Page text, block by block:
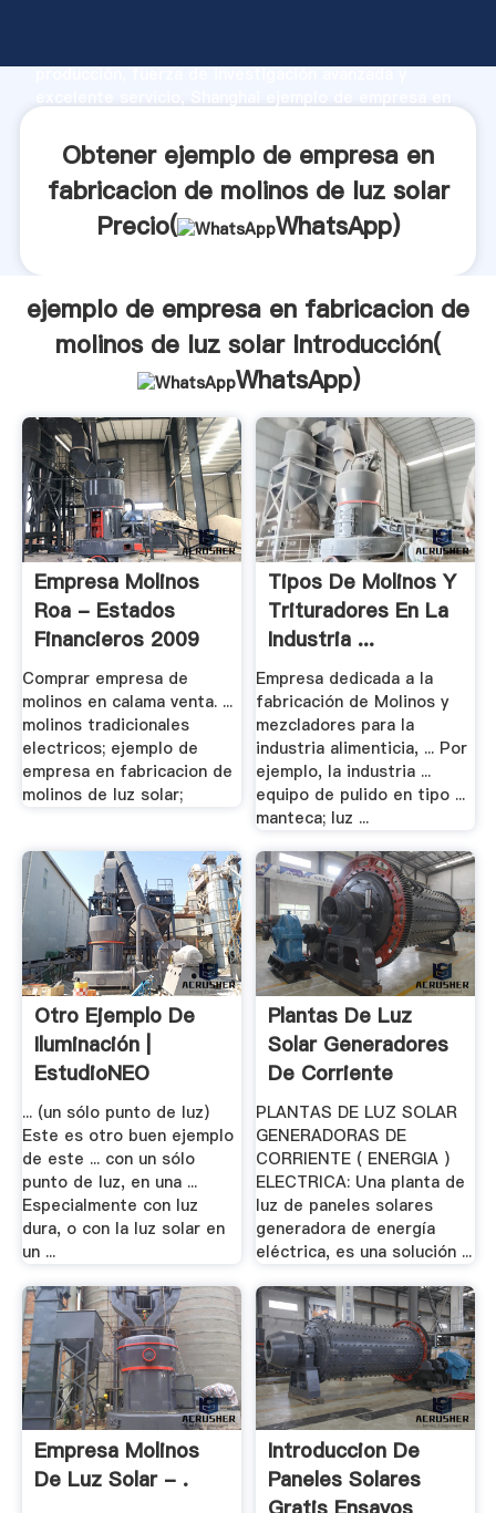
producción, fuerza de investigación avanzada y
valor y aporta valores a todos los clientes.
Obtener ejemplo de empresa en
fabricacion de molinos de luz solar
Precio(
WhatsApp)
ejemplo de empresa en fabricacion de
molinos de luz solar Introducción(
WhatsApp)
Empresa Molinos
Roa - Estados
Financieros 2009
Comprar empresa de
molinos en calama venta. ...
molinos tradicionales
electricos; ejemplo de
empresa en fabricacion de
molinos de luz solar;
Tipos De Molinos Y
Trituradores En La
Industria ...
Empresa dedicada a la
fabricación de Molinos y
mezcladores para la
industria alimenticia, ... Por
ejemplo, la industria ...
equipo de pulido en tipo ...
manteca; luz ...
Otro Ejemplo De
Iluminación |
EstudioNEO
... (un sólo punto de luz)
Este es otro buen ejemplo
de este ... con un sólo
punto de luz, en una ...
Especialmente con luz
dura, o con la luz solar en
un ...
Plantas De Luz
Solar Generadores
De Corriente
Solares
PLANTAS DE LUZ SOLAR
GENERADORAS DE
CORRIENTE ( ENERGIA )
ELECTRICA: Una planta de
luz de paneles solares
generadora de energía
eléctrica, es una solución ...
Empresa Molinos
De Luz Solar - .
Introduccion De
Paneles Solares